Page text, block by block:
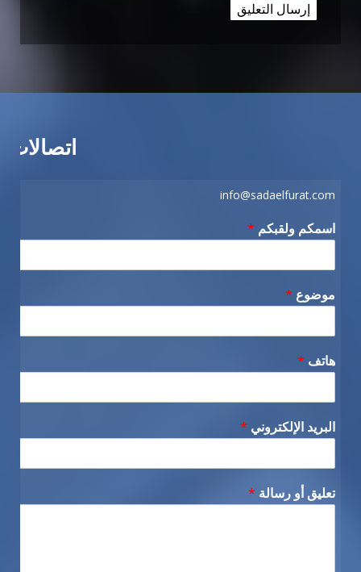
اتصالات
info@sadaelfurat.com
اسمكم ولقبكم *
موضوع *
هاتف *
البريد الإلكتروني *
تعليق أو رسالة *